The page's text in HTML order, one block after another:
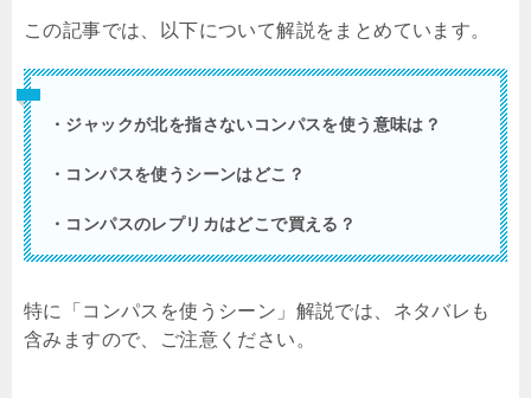
この記事では、以下について解説をまとめています。
・ジャックが北を指さないコンパスを使う意味は？
・コンパスを使うシーンはどこ？
・コンパスのレプリカはどこで買える？
特に「コンパスを使うシーン」解説では、ネタバレも
含みますので、ご注意ください。